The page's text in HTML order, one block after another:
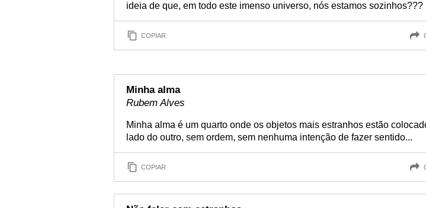
ideia de que, em todo este imenso universo, nós estamos sozinhos???
COPIAR
Minha alma
Rubem Alves
Minha alma é um quarto onde os objetos mais estranhos estão
lado do outro, sem ordem, sem nenhuma intenção de fazer sentido...
COPIAR